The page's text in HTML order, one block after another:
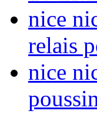
nice
relais
nice